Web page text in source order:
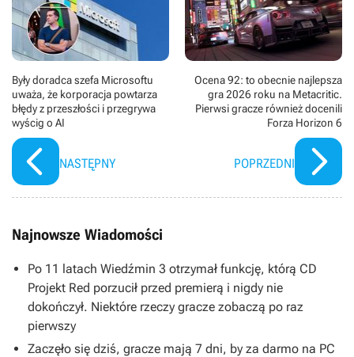
Były doradca szefa Microsoftu
uważa, że korporacja powtarza
błędy z przeszłości i przegrywa
wyścig o AI
NASTĘPNY
Ocena 92: to obecnie najlepsza
gra 2026 roku na Metacritic.
Pierwsi gracze również docenili
Forza Horizon 6
POPRZEDNI
Najnowsze Wiadomości
Po 11 latach Wiedźmin 3 otrzymał funkcję, którą CD
Projekt Red porzucił przed premierą i nigdy nie
dokończył. Niektóre rzeczy gracze zobaczą po raz
pierwszy
Zaczęło się dziś, gracze mają 7 dni, by za darmo na PC